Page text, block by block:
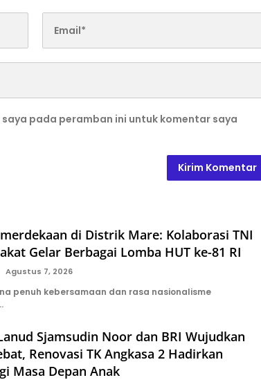
pada peramban ini untuk komentar saya
di Distrik Mare: Kolaborasi TNI
Gelar Berbagai Lomba HUT ke-81 RI
Agustus 7, 2026
penuh kebersamaan dan rasa nasionalisme
Sjamsudin Noor dan BRI Wujudkan
Renovasi TK Angkasa 2 Hadirkan
Masa Depan Anak